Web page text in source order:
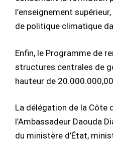
l’enseignement
de politique climatique
Enfin, le Programme de
structures centrales de
hauteur de 20.000.000,00
La délégation de la Côte
l’Ambassadeur Daouda
du ministère d’État,